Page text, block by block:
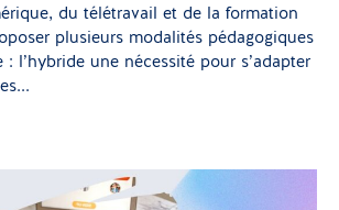
du télétravail et de la formation
plusieurs modalités pédagogiques
: l’hybride une nécessité pour s’adapter